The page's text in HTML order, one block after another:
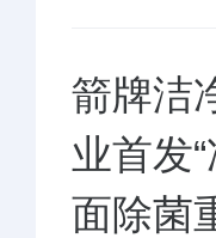
箭牌洁
业首发
面除菌